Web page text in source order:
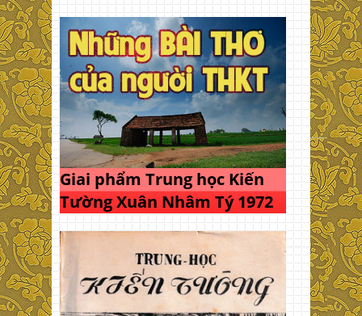
Giai phẩm Trung học Kiến
Tường Xuân Nhâm Tý 1972